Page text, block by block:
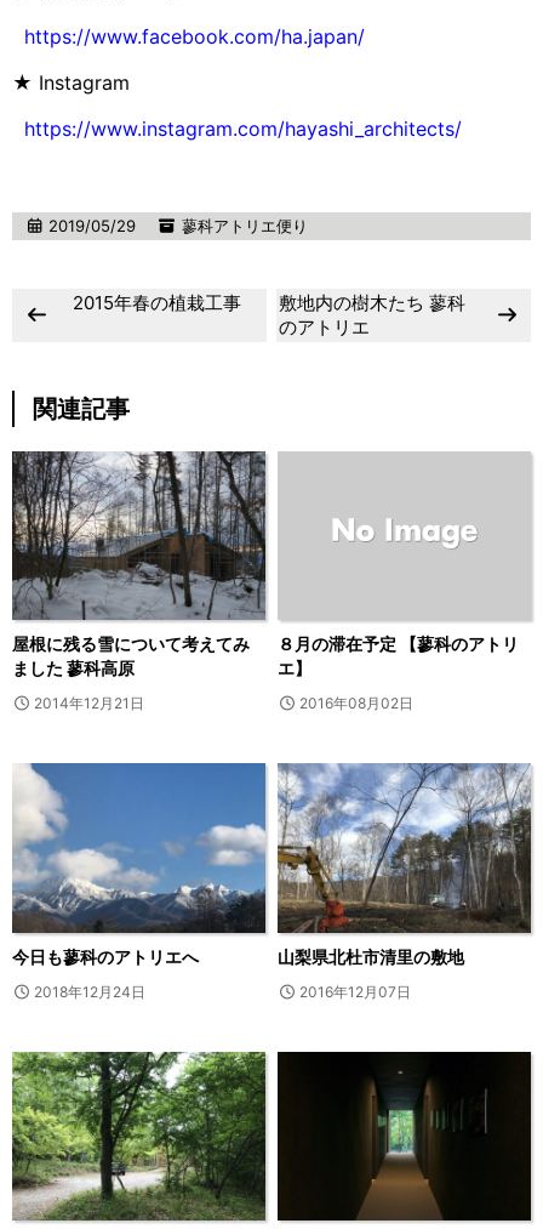
https://www.facebook.com/ha.japan/
★ Instagram
https://www.instagram.com/hayashi_architects/
2019/05/29 蓼科アトリエ便り
2015年春の植栽工事
敷地内の樹木たち 蓼科
のアトリエ
関連記事
屋根に残る雪について考えてみ
ました 蓼科高原
2014年12月21日
８月の滞在予定 【蓼科のアトリ
エ】
2016年08月02日
今日も蓼科のアトリエへ
2018年12月24日
山梨県北杜市清里の敷地
2016年12月07日